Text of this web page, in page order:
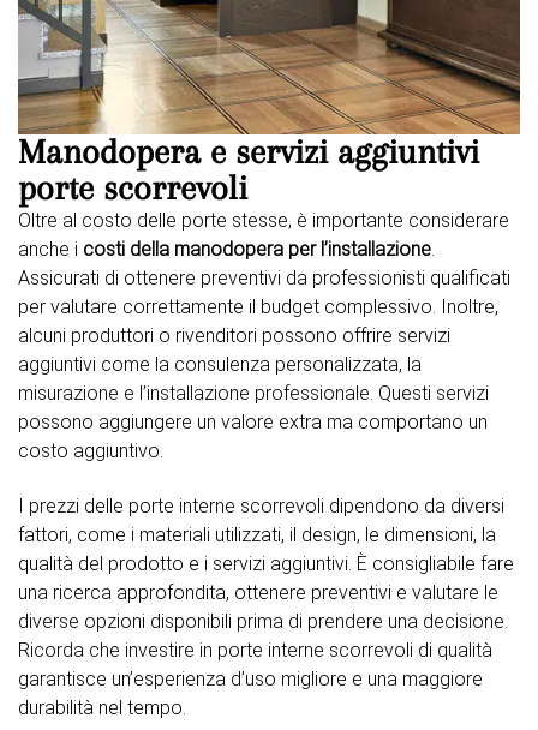
Manodopera e servizi aggiuntivi
porte scorrevoli
Oltre al costo delle porte stesse, è importante considerare
anche i costi della manodopera per l’installazione.
Assicurati di ottenere preventivi da professionisti qualificati
per valutare correttamente il budget complessivo. Inoltre,
alcuni produttori o rivenditori possono offrire servizi
aggiuntivi come la consulenza personalizzata, la
misurazione e l’installazione professionale. Questi servizi
possono aggiungere un valore extra ma comportano un
costo aggiuntivo.
I prezzi delle porte interne scorrevoli dipendono da diversi
fattori, come i materiali utilizzati, il design, le dimensioni, la
qualità del prodotto e i servizi aggiuntivi. È consigliabile fare
una ricerca approfondita, ottenere preventivi e valutare le
diverse opzioni disponibili prima di prendere una decisione.
Ricorda che investire in porte interne scorrevoli di qualità
garantisce un’esperienza d’uso migliore e una maggiore
durabilità nel tempo.